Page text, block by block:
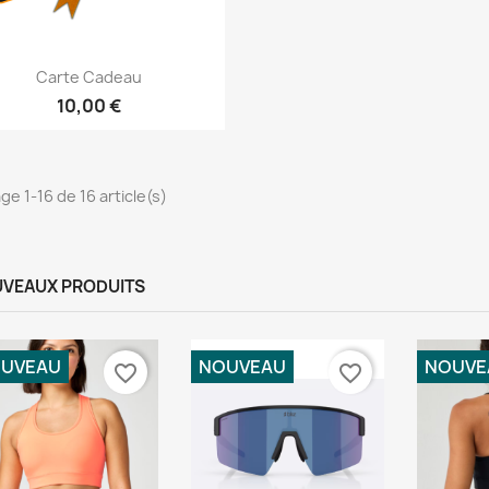
Aperçu rapide
Carte Cadeau
10,00 €
1-16 de 16 article(s)
PRODUITS
favorite_border NOUVEAU favorite_border